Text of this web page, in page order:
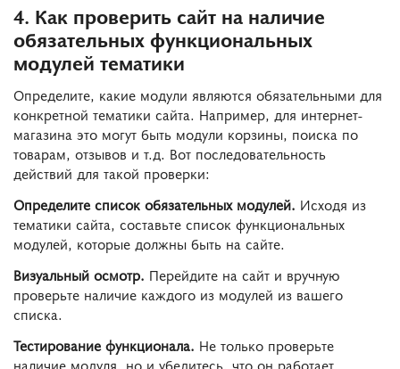
4. Как проверить сайт на наличие
обязательных функциональных
модулей тематики
Определите, какие модули являются обязательными для
конкретной тематики сайта. Например, для интернет-
магазина это могут быть модули корзины, поиска по
товарам, отзывов и т.д. Вот последовательность
действий для такой проверки:
Определите список обязательных модулей. Исходя из
тематики сайта, составьте список функциональных
модулей, которые должны быть на сайте.
Визуальный осмотр. Перейдите на сайт и вручную
проверьте наличие каждого из модулей из вашего
списка.
Тестирование функционала. Не только проверьте
наличие модуля, но и убедитесь, что он работает